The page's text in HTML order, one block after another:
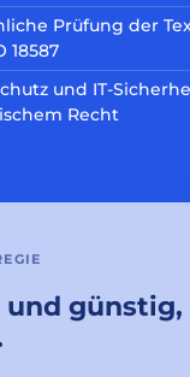
Prüfung der
18587
und IT-
Recht
und günstig,